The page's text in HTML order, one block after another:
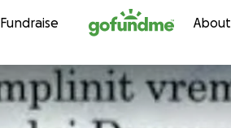
Skip to content
Fundraise About